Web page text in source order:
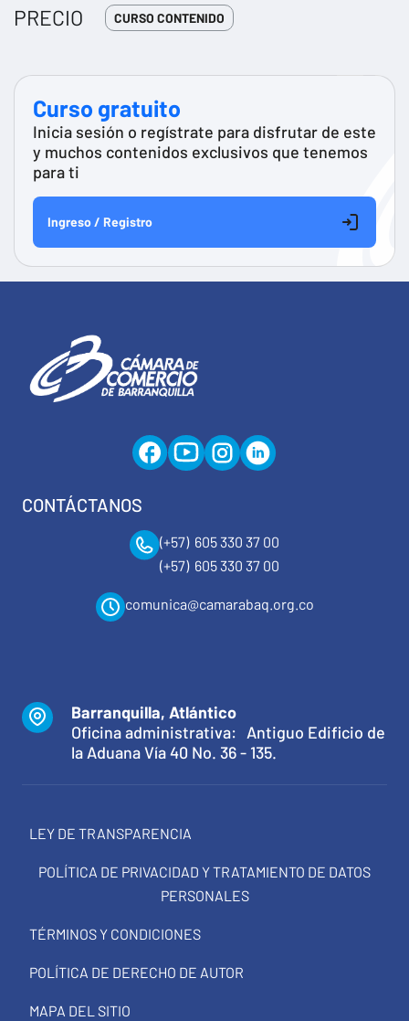
PRECIO CURSO CONTENIDO
Curso gratuito
Inicia sesión o regístrate para disfrutar de este
y muchos contenidos exclusivos que tenemos
para ti
Ingreso / Registro
CONTÁCTANOS
(+57) 605 330 37 00
(+57) 605 330 37 00
comunica@camarabaq.org.co
Barranquilla, Atlántico
Oficina administrativa: Antiguo Edificio de
la Aduana Vía 40 No. 36 - 135.
LEY DE TRANSPARENCIA
POLÍTICA DE PRIVACIDAD Y TRATAMIENTO DE DATOS
PERSONALES
TÉRMINOS Y CONDICIONES
POLÍTICA DE DERECHO DE AUTOR
MAPA DEL SITIO